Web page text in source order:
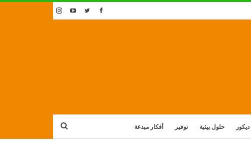
ديكور حلول بيئية توفير أفكار مبدعة